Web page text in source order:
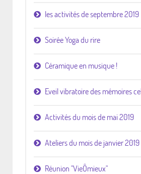
les activités de septembre 2019
Soirée Yoga du rire
Céramique en musique !
Eveil vibratoire des mémoires
Activités du mois de mai 2019
Ateliers du mois de janvier 2019
Réunion "VieÔmieux"